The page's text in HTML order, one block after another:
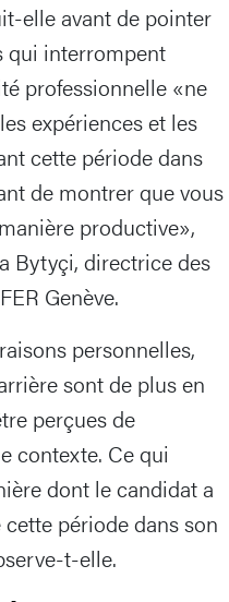
elle avant de pointer
qui interrompent
professionnelle «ne
expériences et les
cette période dans
de montrer que vous
productive»,
Bytyçi, directrice des
Genève.
personnelles,
sont de plus en
perçues de
contexte. Ce qui
dont le candidat a
période dans son
t-elle.